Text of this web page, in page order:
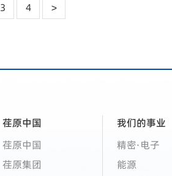
3 4 >
荏原中国
荏原中国
荏原集团
我们的事业
精密·电子
能源